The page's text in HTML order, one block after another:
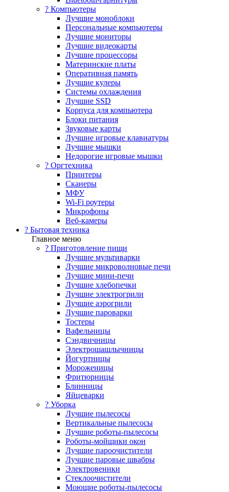
?️ Компьютеры
Лучшие моноблоки
Персональные компьютеры
Лучшие мониторы
Лучшие видеокарты
Лучшие процессоры
Материнские платы
Оперативная память
Лучшие кулеры
Системы охлаждения
Лучшие SSD
Корпуса для компьютера
Блоки питания
Звуковые карты
Лучшие игровые клавиатуры
Лучшие мышки
Недорогие игровые мышки
?️ Оргтехника
Принтеры
Сканеры
МФУ
Wi-Fi роутеры
Микрофоны
Веб-камеры
? Бытовая техника
Главное меню
? Приготовление пищи
Лучшие мультиварки
Лучшие микроволновые печи
Лучшие мини-печи
Лучшие хлебопечки
Лучшие электрогрили
Лучшие аэрогрили
Лучшие пароварки
Тостеры
Вафельницы
Сэндвичницы
Электрошашлычницы
Йогуртницы
Мороженицы
Фритюрницы
Блинницы
Яйцеварки
? Уборка
Лучшие пылесосы
Вертикальные пылесосы
Лучшие роботы-пылесосы
Роботы-мойщики окон
Лучшие пароочистители
Лучшие паровые швабры
Электровеники
Стеклоочистители
Моющие роботы-пылесосы